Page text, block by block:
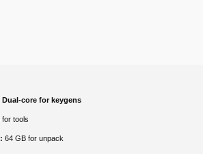
Dual-core for keygens
for tools
64 GB for unpack